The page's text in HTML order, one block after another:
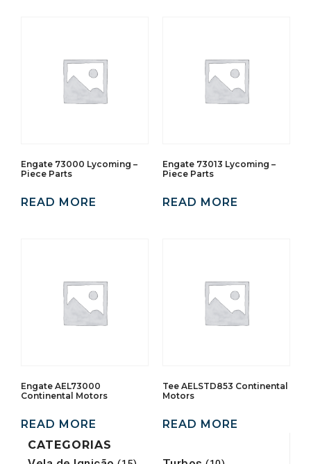
CATEGORIAS
Engate 73000 Lycoming –
Piece Parts
READ MORE
Engate 73013 Lycoming –
Piece Parts
READ MORE
Engate AEL73000
Continental Motors
READ MORE
Tee AELSTD853 Continental
Motors
READ MORE